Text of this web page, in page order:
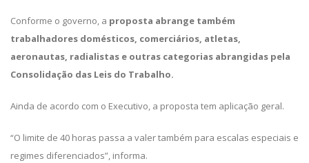
Conforme o governo, a proposta abrange também
trabalhadores domésticos, comerciários, atletas,
aeronautas, radialistas e outras categorias abrangidas pela
Consolidação das Leis do Trabalho.
Ainda de acordo com o Executivo, a proposta tem aplicação geral.
“O limite de 40 horas passa a valer também para escalas especiais e
regimes diferenciados”, informa.